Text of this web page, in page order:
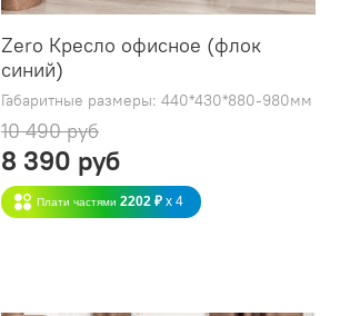
Zero Кресло офисное (флок
синий)
Габаритные размеры: 440*430*880-980мм
10 490 руб
8 390 руб
Плати частями2202 ₽ x 4